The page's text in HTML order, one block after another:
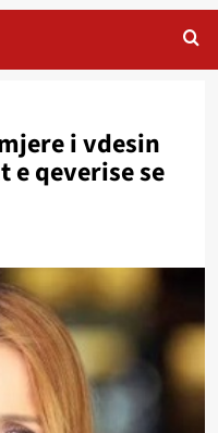
i vdesin
qeverise se